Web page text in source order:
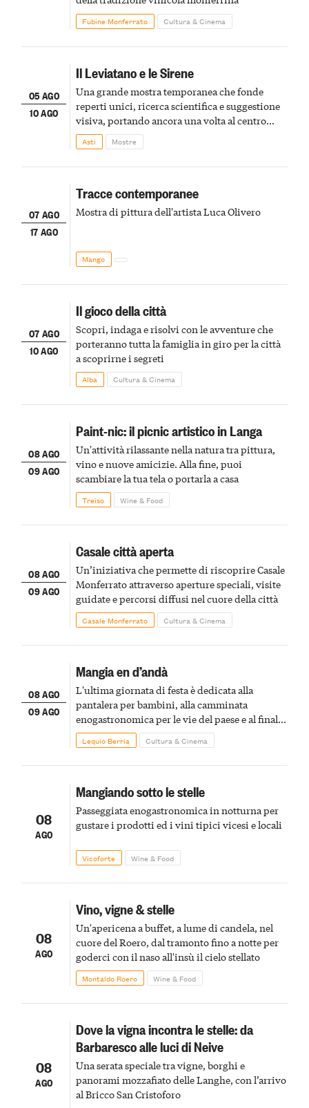
Fubine Monferrato Cultura & Cinema
05 AGO
10 AGO
Il Leviatano e le Sirene
Una grande mostra temporanea che fonde
reperti unici, ricerca scientifica e suggestione
visiva, portando ancora una volta al centro
della scena le meraviglie del passato astigiano
Asti Mostre
07 AGO
17 AGO
Tracce contemporanee
Mostra di pittura dell'artista Luca Olivero
Mango
07 AGO
10 AGO
Il gioco della città
Scopri, indaga e risolvi con le avventure che
porteranno tutta la famiglia in giro per la città
a scoprirne i segreti
Alba Cultura & Cinema
08 AGO
09 AGO
Paint-nic: il picnic artistico in Langa
Un'attività rilassante nella natura tra pittura,
vino e nuove amicizie. Alla fine, puoi
scambiare la tua tela o portarla a casa
Treiso Wine & Food
08 AGO
09 AGO
Casale città aperta
Un’iniziativa che permette di riscoprire Casale
Monferrato attraverso aperture speciali, visite
guidate e percorsi diffusi nel cuore della città
Casale Monferrato Cultura & Cinema
08 AGO
09 AGO
Mangia en d’andà
L'ultima giornata di festa è dedicata alla
pantalera per bambini, alla camminata
enogastronomica per le vie del paese e al finale
pirotecnico
Lequio Berria Cultura & Cinema
08
AGO
Mangiando sotto le stelle
Passeggiata enogastronomica in notturna per
gustare i prodotti ed i vini tipici vicesi e locali
Vicoforte Wine & Food
08
AGO
Vino, vigne & stelle
Un'apericena a buffet, a lume di candela, nel
cuore del Roero, dal tramonto fino a notte per
goderci con il naso all'insù il cielo stellato
Montaldo Roero Wine & Food
08
AGO
Dove la vigna incontra le stelle: da
Barbaresco alle luci di Neive
Una serata speciale tra vigne, borghi e
panorami mozzafiato delle Langhe, con l’arrivo
al Bricco San Cristoforo